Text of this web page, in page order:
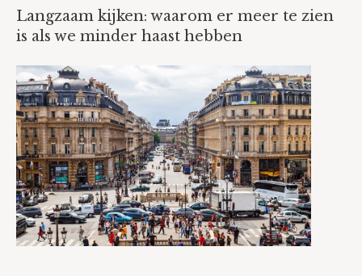
Langzaam kijken: waarom er meer te zien
is als we minder haast hebben